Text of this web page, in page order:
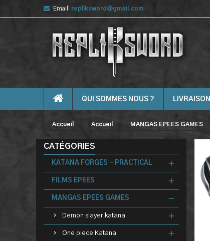
Email: repliksword@gmail.com
QUI SOMMES NOUS ? LIVRAISON
Accueil Accueil MANGAS EPEES GAMES
CATÉGORIES
KATANA FORGES - PRACTICAL
FILMS EPEES
MANGAS EPEES GAMES
Demon slayer katana
One piece Katana